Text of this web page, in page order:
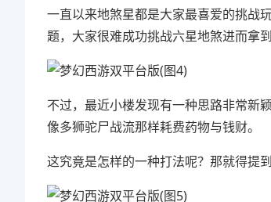
一直以来地煞星都是大家最喜爱的挑战
题，大家很难成功挑战六星地煞进而拿到
不过，最近小楼发现有一种思路非常新
像多狮驼尸战流那样耗费药物与钱财。
这究竟是怎样的一种打法呢？那就得提